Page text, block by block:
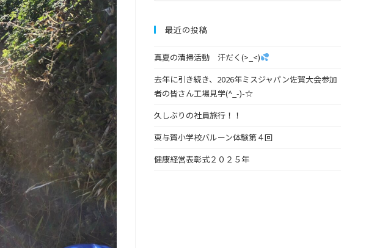
最近の投稿
真夏の清掃活動 汗だく(>_<)
去年に引き続き、2026年ミスジャパン佐賀大会参加
者の皆さん工場見学(^_-)-☆
久しぶりの社員旅行！！
東与賀小学校バルーン体験第４回
健康経営表彰式２０２５年